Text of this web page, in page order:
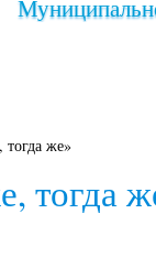
же»
тогда